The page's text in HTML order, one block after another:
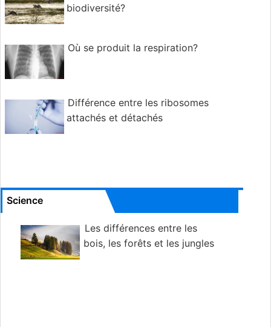
biodiversité?
Où se produit la respiration?
Différence entre les ribosomes
attachés et détachés
Science
Les différences entre les
bois, les forêts et les jungles